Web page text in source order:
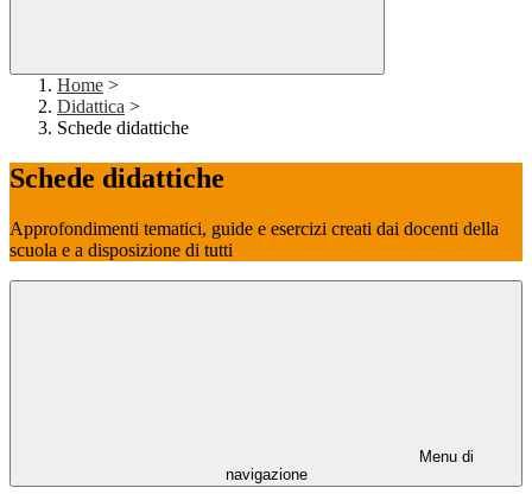
Home >
Didattica >
Schede didattiche
Schede didattiche
Approfondimenti tematici, guide e esercizi creati dai docenti della
scuola e a disposizione di tutti
Menu di
navigazione